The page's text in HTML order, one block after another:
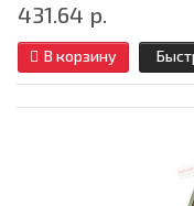
431.64 р.
В корзину